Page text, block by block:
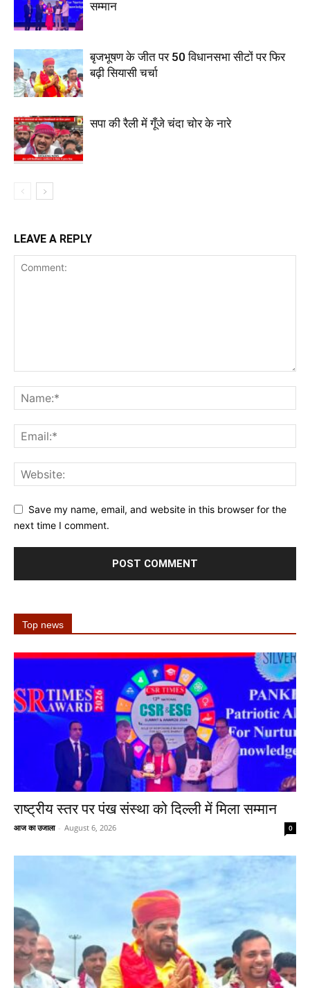
सम्मान
बृजभूषण के जीत पर 50 विधानसभा सीटों पर फिर
बढ़ी सियासी चर्चा
सपा की रैली में गूँजे चंदा चोर के नारे
LEAVE A REPLY
Save my name, email, and website in this browser for the
next time I comment.
Top news
राष्ट्रीय स्तर पर पंख संस्था को दिल्ली में मिला सम्मान
आज का उजाला - August 6, 2026 0